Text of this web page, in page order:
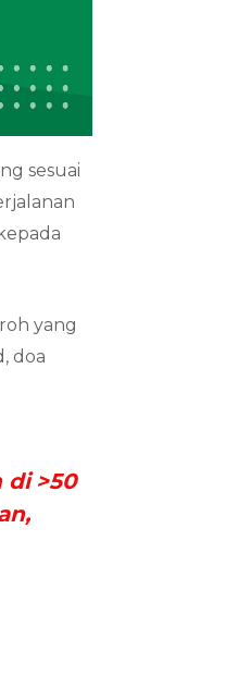
sesuai
yang
doa
di >50